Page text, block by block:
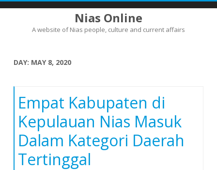
Nias Online
A website of Nias people, culture and current affairs
DAY: MAY 8, 2020
Empat Kabupaten di
Kepulauan Nias Masuk
Dalam Kategori Daerah
Tertinggal